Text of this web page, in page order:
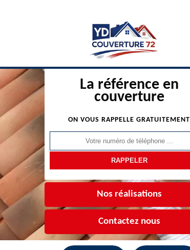
La référence en
couverture
ON VOUS RAPPELLE GRATUITEMENT
Nos réalisations
Contactez nous